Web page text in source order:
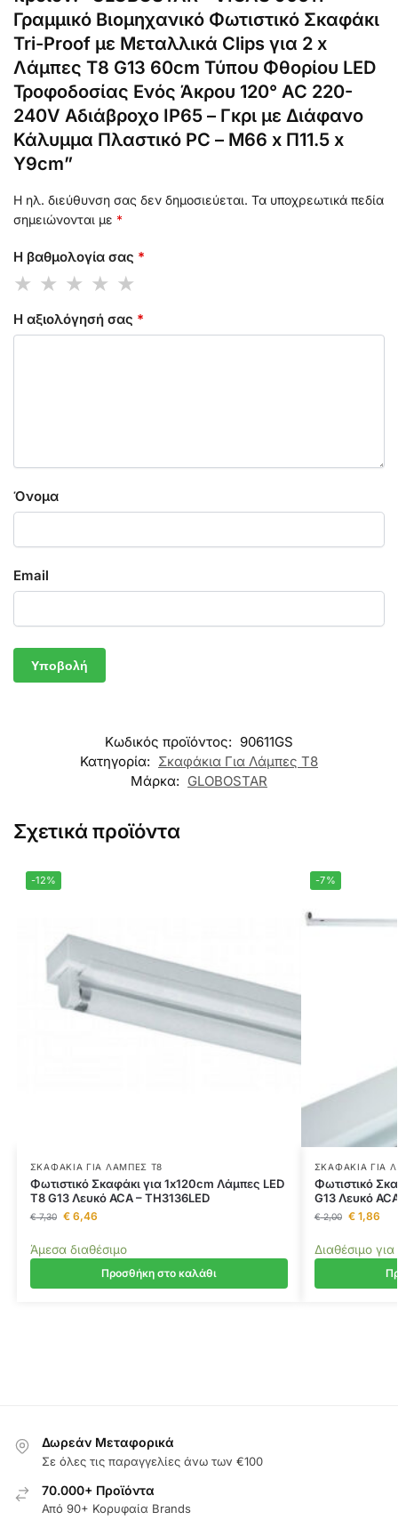
Γραμμικό Βιομηχανικό Φωτιστικό Σκαφάκι
Tri-Proof με Μεταλλικά Clips για 2 x
Λάμπες T8 G13 60cm Τύπου Φθορίου LED
Τροφοδοσίας Ενός Άκρου 120° AC 220-
240V Αδιάβροχο IP65 – Γκρι με Διάφανο
Κάλυμμα Πλαστικό PC – Μ66 x Π11.5 x
Υ9cm”
Η ηλ. διεύθυνση σας δεν δημοσιεύεται. Τα υποχρεωτικά πεδία
σημειώνονται με *
Η βαθμολογία σας *
Η αξιολόγησή σας *
Όνομα
Email
Κωδικός προϊόντος: 90611GS
Κατηγορία: Σκαφάκια Για Λάμπες T8
Μάρκα: GLOBOSTAR
Σχετικά προϊόντα
-12%
ΣΚΑΦΆΚΙΑ ΓΙΑ ΛΆΜΠΕΣ T8
Φωτιστικό Σκαφάκι για 1x120cm Λάμπες LED
T8 G13 Λευκό ACA – TH3136LED
€7,30 €6,46
Άμεσα διαθέσιμο
Προσθήκη στο καλάθι
-7%
ΣΚΑΦΆΚΙΑ ΓΙΑ
Φωτιστικό
G13 Λευκό
€2,00 €1,86
Διαθέσιμο
Δωρεάν Μεταφορικά
Σε όλες τις παραγγελίες άνω των €100
70.000+ Προϊόντα
Από 90+ Κορυφαία Brands